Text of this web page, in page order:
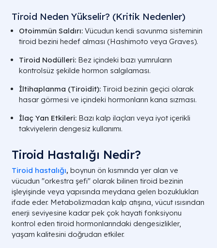
Tiroid Neden Yükselir? (Kritik Nedenler)
Otoimmün Saldırı: Vücudun kendi savunma sisteminin
tiroid bezini hedef alması (Hashimoto veya Graves).
Tiroid Nodülleri: Bez içindeki bazı yumruların
kontrolsüz şekilde hormon salgılaması.
İltihaplanma (Tiroidit): Tiroid bezinin geçici olarak
hasar görmesi ve içindeki hormonların kana sızması.
İlaç Yan Etkileri: Bazı kalp ilaçları veya iyot içerikli
takviyelerin dengesiz kullanımı.
Tiroid Hastalığı Nedir?
Tiroid hastalığı, boynun ön kısmında yer alan ve
vücudun "orkestra şefi" olarak bilinen tiroid bezinin
işleyişinde veya yapısında meydana gelen bozuklukları
ifade eder. Metabolizmadan kalp atışına, vücut ısısından
enerji seviyesine kadar pek çok hayati fonksiyonu
kontrol eden tiroid hormonlarındaki dengesizlikler,
yaşam kalitesini doğrudan etkiler.